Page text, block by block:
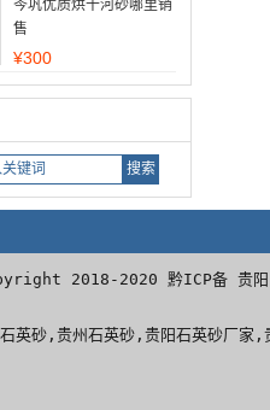
岑巩优质烘干河砂哪里销
售
¥300
2018-2020 黔ICP备 贵阳
英砂 ,贵州石英砂,贵阳石英砂厂家,